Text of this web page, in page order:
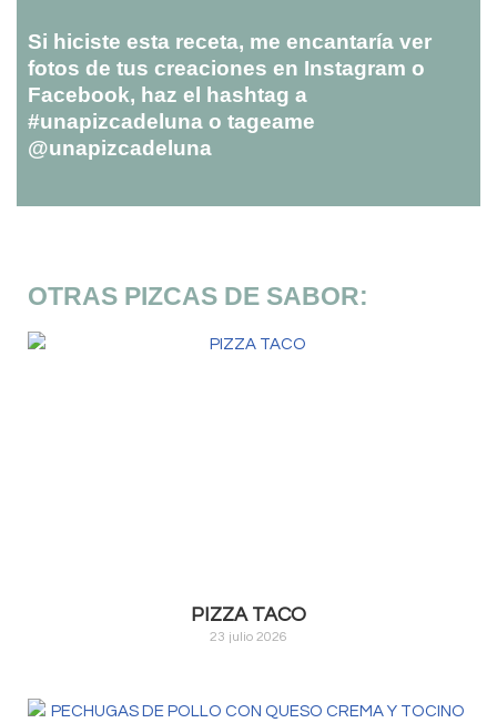
Si hiciste esta receta, me encantaría ver
fotos de tus creaciones en Instagram o
Facebook, haz el hashtag a
#unapizcadeluna o tageame
@unapizcadeluna
OTRAS PIZCAS DE SABOR:
PIZZA TACO
23 julio 2026